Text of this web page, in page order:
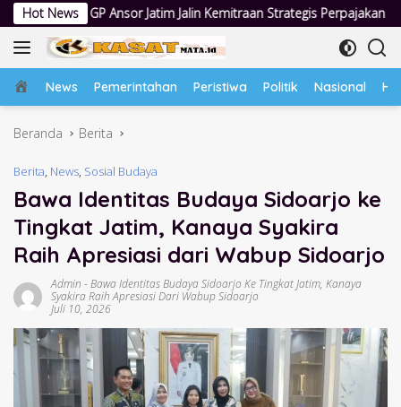
Langsung
ke
konten
Hot News
Jalin Kemitraan Strategis Perpajakan Jumat Berkah
Home
News Pemerintahan Peristiwa Politik Nasional
Beranda Berita
Berita, News, Sosial Budaya
Bawa Identitas Budaya Sidoarjo ke
Tingkat Jatim, Kanaya Syakira
Raih Apresiasi dari Wabup Sidoarjo
Admin -Bawa Identitas Budaya Sidoarjo Ke Tingkat Jatim, Kanaya
Syakira Raih Apresiasi Dari Wabup Sidoarjo
Juli 10, 2026